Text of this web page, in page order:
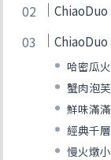
哈密瓜
蟹肉泡芙
鮮味滿
經典千
慢火燉